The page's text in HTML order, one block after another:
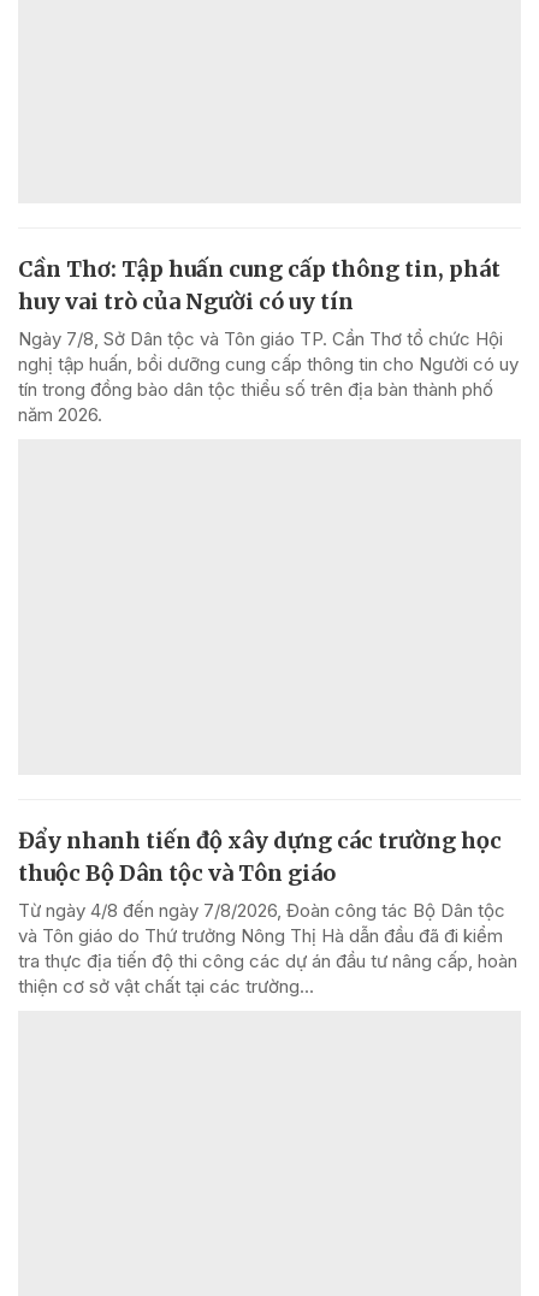
Cần Thơ: Tập huấn cung cấp thông tin, phát
huy vai trò của Người có uy tín
Ngày 7/8, Sở Dân tộc và Tôn giáo TP. Cần Thơ tổ chức Hội
nghị tập huấn, bồi dưỡng cung cấp thông tin cho Người có uy
tín trong đồng bào dân tộc thiểu số trên địa bàn thành phố
năm 2026.
Đẩy nhanh tiến độ xây dựng các trường học
thuộc Bộ Dân tộc và Tôn giáo
Từ ngày 4/8 đến ngày 7/8/2026, Đoàn công tác Bộ Dân tộc
và Tôn giáo do Thứ trưởng Nông Thị Hà dẫn đầu đã đi kiểm
tra thực địa tiến độ thi công các dự án đầu tư nâng cấp, hoàn
thiện cơ sở vật chất tại các trường...